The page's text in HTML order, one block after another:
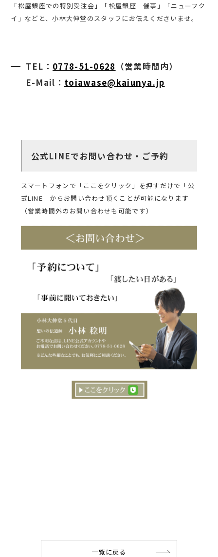
「松屋銀座での特別受注会」「松屋銀座 催事」「ニューフク
イ」などと、小林大伸堂のスタッフにお伝えくださいませ。
TEL： 0778-51-0628 （営業時間内）
E-Mail： toiawase@kaiunya.jp
公式LINEでお問い合わせ・ご予約
スマートフォンで「ここをクリック」を押すだけで「公
式LINE」からお問い合わせ頂くことが可能になります
（営業時間外のお問い合わせも可能です）
一覧に戻る